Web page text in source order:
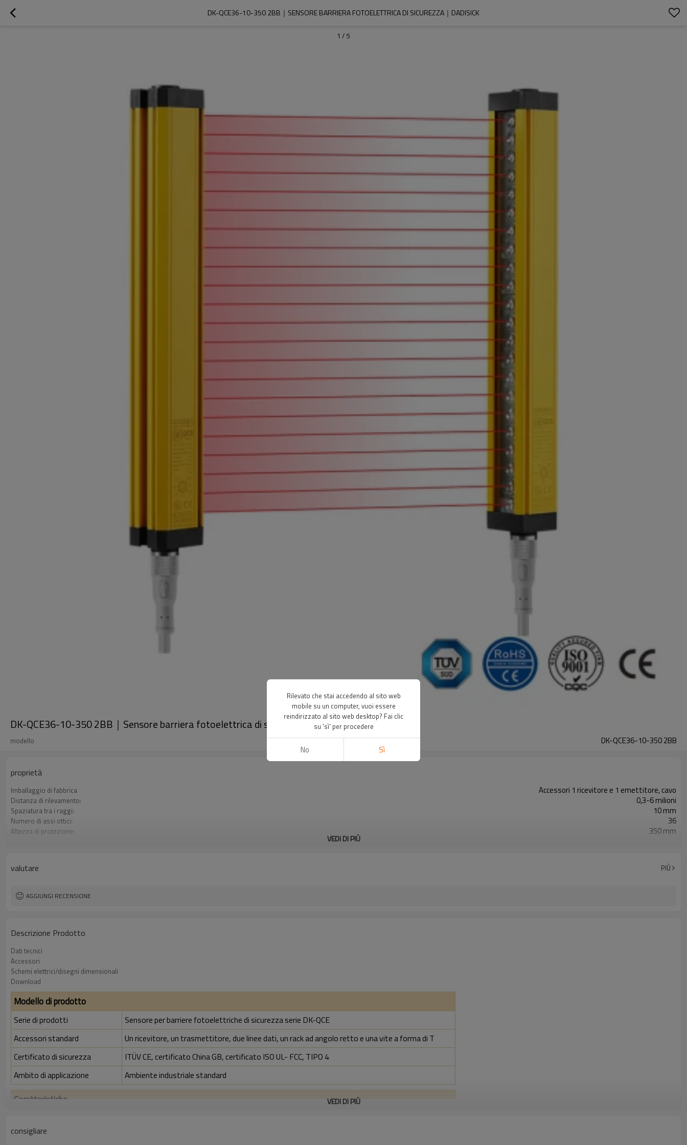
DK-QCE36-10-350 2BB｜SENSORE BARRIERA FOTOELETTRICA DI SICUREZZA｜DADISICK
1 / 5
DK-QCE36-10-350 2BB｜Sensore barriera fotoelettrica di sicurezza｜DADISICK
modello DK-QCE36-10-350 2BB
proprietà
Imballaggio di fabbrica Accessori 1 ricevitore e 1 emettitore, cavo
Distanza di rilevamento: 0,3-6 milioni
Spaziatura tra i raggi: 10 mm
Numero di assi ottici: 36
Altezza di protezione: 350 mm
con accessori di montaggio
Certificazione: TUV, UL, CE, RoSH, GB
VEDI DI PIÙ
valutare PIÙ
AGGIUNGI RECENSIONE
Descrizione Prodotto
Dati tecnici
Accessori
Schemi elettrici/disegni dimensionali
Download
Modello di prodotto
Serie di prodotti
Sensore per barriere fotoelettriche di sicurezza serie DK-QCE
Accessori standard
Un ricevitore, un trasmettitore, due linee dati, un rack ad angolo retto e una vite a forma di T
Certificato di sicurezza
ITÜV CE, certificato China GB, certificato ISO UL- FCC, TIPO 4
Ambito di applicazione
Ambiente industriale standard
Caratteristiche
Controlla la precisione
VEDI DI PIÙ
consigliare
Rilevato che stai accedendo al sito web
mobile su un computer, vuoi essere
reindirizzato al sito web desktop? Fai clic
su 'sì' per procedere
No Sì